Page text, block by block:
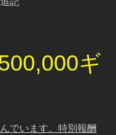
ギ
でいます。特別報酬